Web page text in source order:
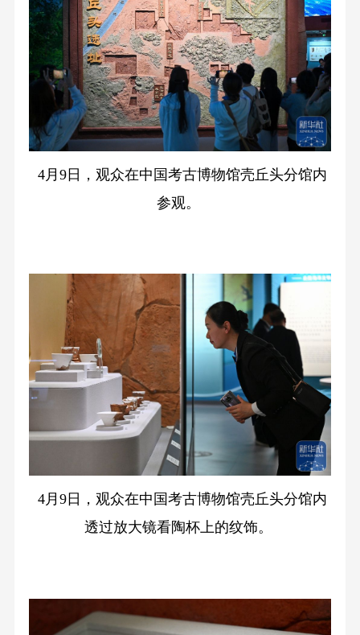
4月9日，观众在中国考古博物馆壳丘头分馆内
参观。
4月9日，观众在中国考古博物馆壳丘头分馆内
透过放大镜看陶杯上的纹饰。